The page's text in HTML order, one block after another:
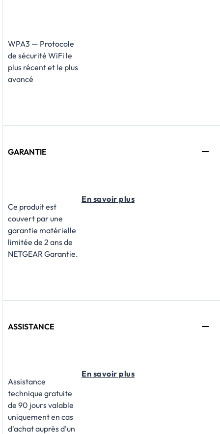
WPA3 — Protocole
de sécurité WiFi le
plus récent et le plus
avancé
GARANTIE
Ce produit est
couvert par une
garantie matérielle
limitée de 2 ans de
NETGEAR Garantie.
En savoir plus
ASSISTANCE
Assistance
technique gratuite
de 90 jours valable
uniquement en cas
d'achat auprès d'un
En savoir plus